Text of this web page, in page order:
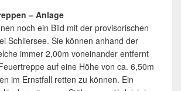
– Anlage
noch ein Bild mit der provisorischen
Schliersee. Sie können anhand der
immer 2,00m voneinander entfernt
auf eine Höhe von ca. 6,50m
im Ernstfall retten zu können. Ein